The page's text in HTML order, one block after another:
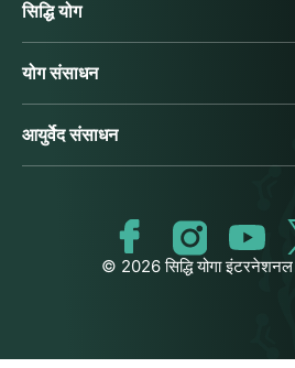
सिद्धि योग
योग संसाधन
आयुर्वेद संसाधन
© 2026 सिद्धि योगा इंटरनेशनल